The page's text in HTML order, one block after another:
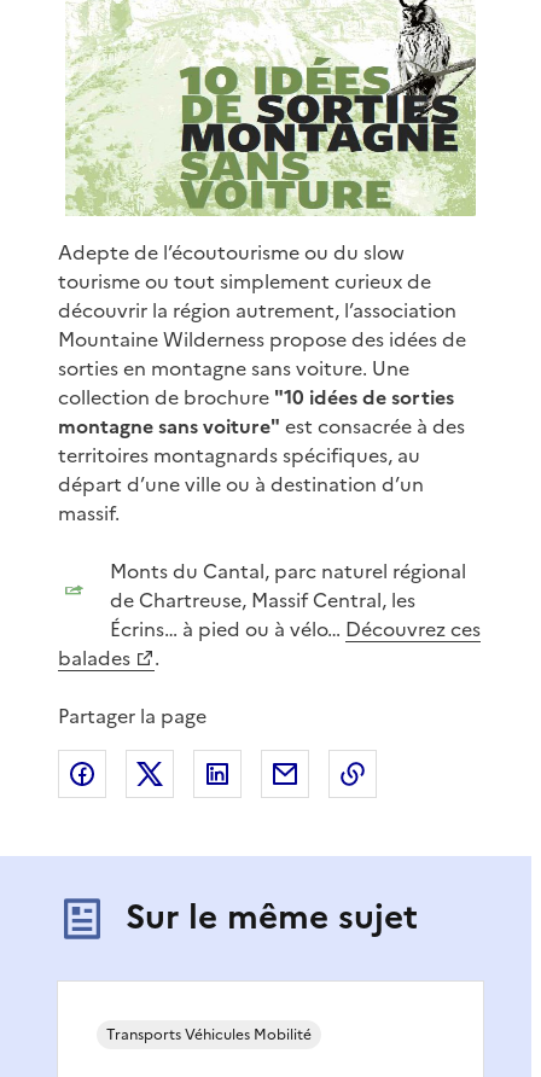
Adepte de l’écoutourisme ou du slow
tourisme ou tout simplement curieux de
découvrir la région autrement, l’association
Mountaine Wilderness propose des idées de
sorties en montagne sans voiture. Une
collection de brochure "10 idées de sorties
montagne sans voiture" est consacrée à des
territoires montagnards spécifiques, au
départ d’une ville ou à destination d’un
massif.
Monts du Cantal, parc naturel régional
de Chartreuse, Massif Central, les
Écrins… à pied ou à vélo… Découvrez ces
balades
.
Partager la page
Partager sur Facebook
Partager sur XPartager sur LinkedIn
Partager par email
Sur le même sujet
Transports Véhicules Mobilité